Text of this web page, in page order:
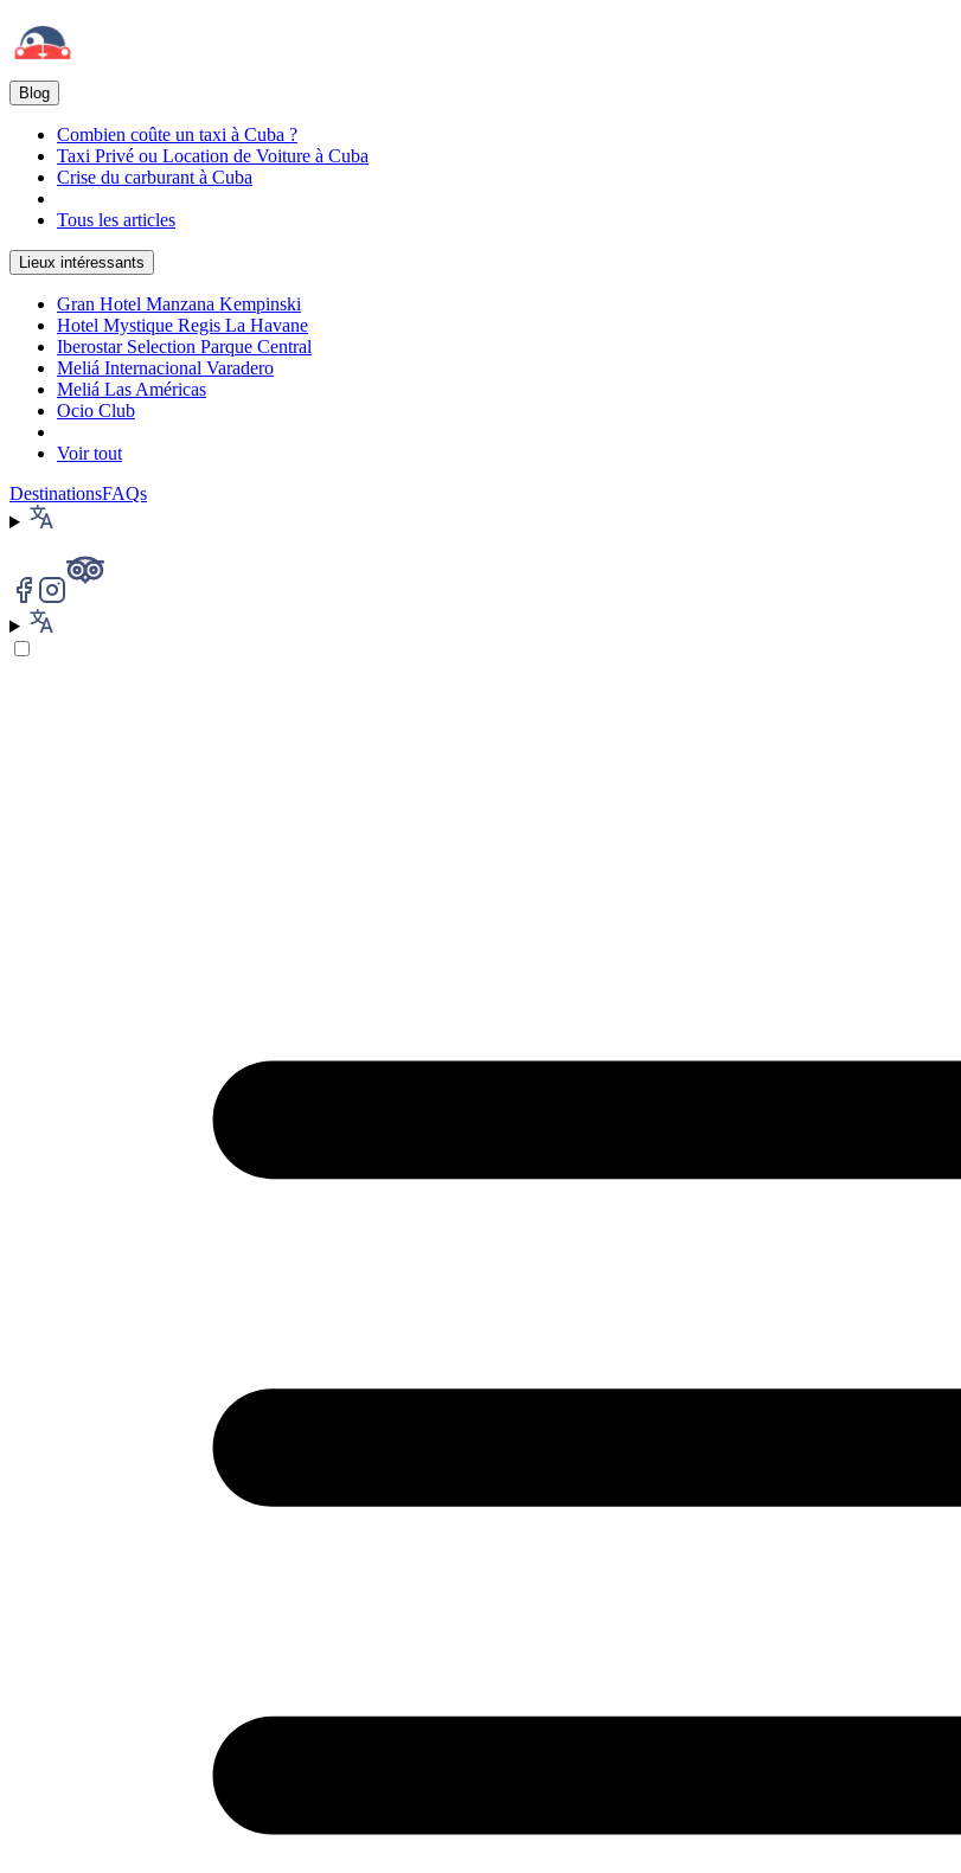
Blog
Combien coûte un taxi à Cuba ?
Taxi Privé ou Location de Voiture à Cuba
Crise du carburant à Cuba
Tous les articles
Lieux intéressants
Gran Hotel Manzana Kempinski
Hotel Mystique Regis La Havane
Iberostar Selection Parque Central
Meliá Internacional Varadero
Meliá Las Américas
Ocio Club
Voir tout
DestinationsFAQs